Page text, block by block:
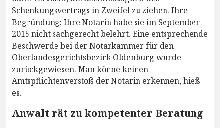
Schenkungsvertrags in Zweifel zu ziehen. Ihre
Begründung: Ihre Notarin habe sie im September
2015 nicht sachgerecht belehrt. Eine entsprechende
Beschwerde bei der Notarkammer für den
Oberlandesgerichtsbezirk Oldenburg wurde
zurückgewiesen. Man könne keinen
Amtspflichtenverstoß der Notarin erkennen, hieß
es.
Anwalt rät zu kompetenter Beratung